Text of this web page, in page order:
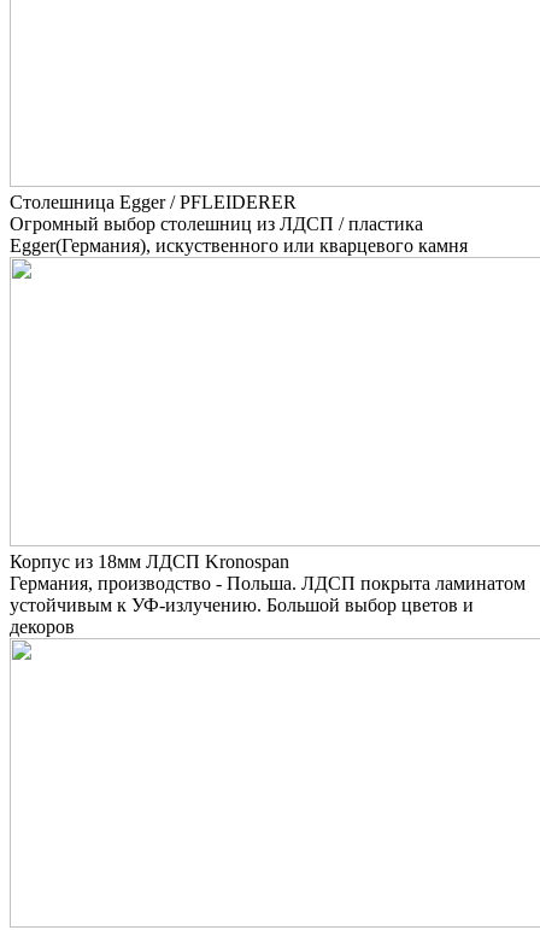
Столешница Egger / PFLEIDERER
Огромный выбор столешниц из ЛДСП / пластика
Egger(Германия), искуственного или кварцевого камня
Корпус из 18мм ЛДСП Kronospan
Германия, производство - Польша. ЛДСП покрыта ламинатом
устойчивым к УФ-излучению. Большой выбор цветов и
декоров